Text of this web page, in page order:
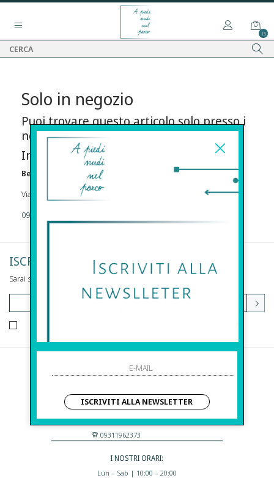
15
Solo in negozio
Puoi trovare questo articolo solo presso i
nostri punti vendita:
Info contatti
Before s.r.l.s.
Via Della Maestranza , 23 96100 Siracusa
09311962373
ISCRIVITI ALLA NEWSLETTER
Sarai sempre aggiornato su offerte e promozioni.
Before S.r.l.s.
Via Della Maestranza , 23
96100 Siracusa - Italia
Eshop@apiedinudinelparcoboutique.com
09311962373
I NOSTRI ORARI:
Lun – Sab | 10:00 – 20:00
ISCRIVITI ALLA NEWSLETTER